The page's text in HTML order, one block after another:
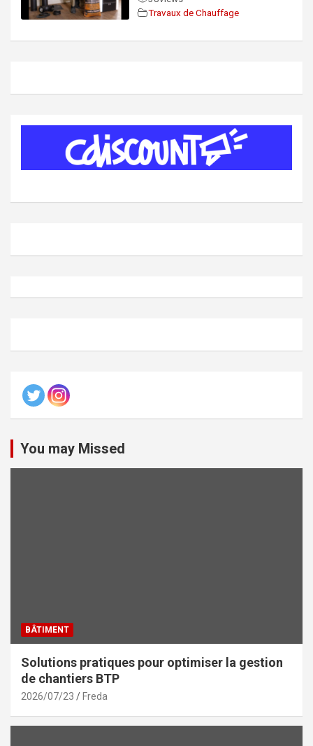
Travaux de Chauffage
You may Missed
BÂTIMENT
Solutions pratiques pour optimiser la gestion
de chantiers BTP
2026/07/23 Freda